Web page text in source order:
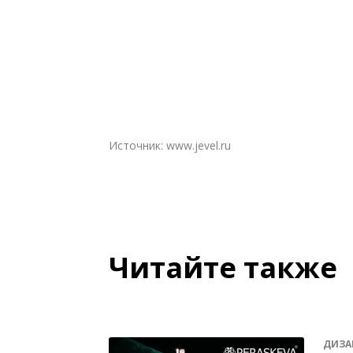
Источник: www.jevel.ru
Читайте также